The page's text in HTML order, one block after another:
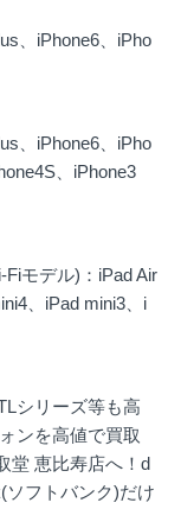
、iPhone6、iPho
、iPhone6、iPho
、iPhone3
モデル)：iPad Air
、iPad mini3、i
シリーズ等も高
ンを高値で買取
堂 恵比寿店へ！d
ソフトバンク)だけ